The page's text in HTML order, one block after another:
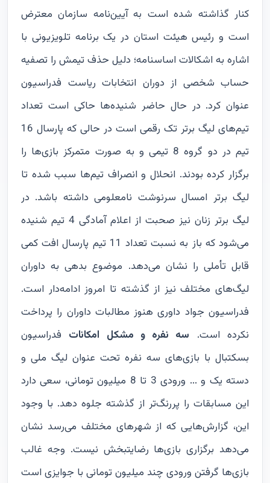
کنار گذاشته شده است به آیین‌نامه سازمان معترض
است و رئیس هیئت استان در یک برنامه تلویزیونی با
اشاره به اشکالات اساسنامه؛ دلیل حذف تیمش را تصفیه
حساب شخصی از دوران انتخابات ریاست فدراسیون
عنوان کرد. در حال حاضر شنیده‌ها حاکی است تعداد
تیم‌های لیگ برتر تک رقمی است در حالی که پارسال 16
تیم در دو گروه 8 تیمی و به صورت متمرکز بازی‌ها را
برگزار کرده بودند. انحلال و انصراف تیم‌ها سبب شده تا
لیگ برتر امسال سرنوشت نامعلومی داشته باشد. در
لیگ برتر زنان نیز صحبت از اعلام آمادگی 4 تیم شنیده
می‌شود که باز به نسبت تعداد 11 تیم پارسال افت کمی
قابل تأملی را نشان می‌دهد. موضوع بدهی به داوران
لیگ‌های مختلف نیز از گذشته تا امروز ادامه‌دار است.
فدراسیون جواد داوری هنوز مطالبات داوران را پرداخت
نکرده است. سه نفره و مشکل امکانات فدراسیون
بسکتبال با بازی‌های سه نفره تحت عنوان لیگ ملی و
دسته یک و ... ورودی 3 تا 8 میلیون تومانی، سعی دارد
این مسابقات را پررنگ‌تر از گذشته جلوه دهد. با وجود
این، گزارش‌هایی که از شهرهای مختلف می‌رسد نشان
می‌دهد برگزاری بازی‌ها رضایتبخش نیست. وجه غالب
بازی‌ها گرفتن ورودی چند میلیون تومانی با جوایزی است